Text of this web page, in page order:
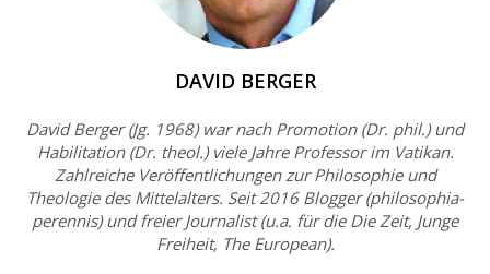
DAVID BERGER
David Berger (Jg. 1968) war nach Promotion (Dr. phil.) und
Habilitation (Dr. theol.) viele Jahre Professor im Vatikan.
Zahlreiche Veröffentlichungen zur Philosophie und
Theologie des Mittelalters. Seit 2016 Blogger (philosophia-
perennis) und freier Journalist (u.a. für die Die Zeit, Junge
Freiheit, The European).